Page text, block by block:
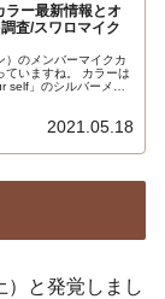
ー最新情報とオ
査/スワロマイク
）のメンバーマイクカ
ていますね。 カラーは
」のシルバーメタ
くなったという事は、
ークションに出品？
サイン入りだったら、
2021.05.18
）と発覚しまし